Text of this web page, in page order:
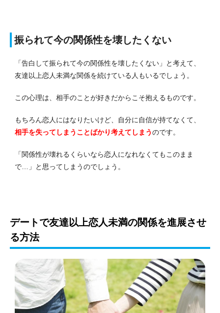
振られて今の関係性を壊したくない
「告白して振られて今の関係性を壊したくない」と考えて、
友達以上恋人未満な関係を続けている人もいるでしょう。
この心理は、相手のことが好きだからこそ抱えるものです。
もちろん恋人にはなりたいけど、自分に自信が持てなくて、
相手を失ってしまうことばかり考えてしまうのです。
「関係性が壊れるくらいなら恋人になれなくてもこのまま
で…」と思ってしまうのでしょう。
デートで友達以上恋人未満の関係を進展させ
る方法